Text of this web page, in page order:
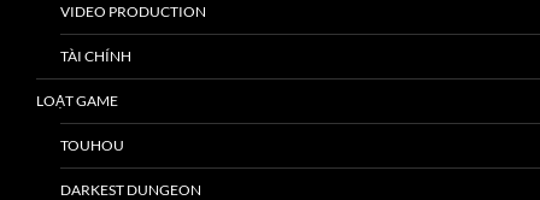
VIDEO PRODUCTION
TÀI CHÍNH
LOẠT GAME
TOUHOU
DARKEST DUNGEON